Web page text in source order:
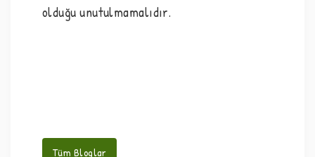
olduğu unutulmamalıdır.
Tüm Bloglar